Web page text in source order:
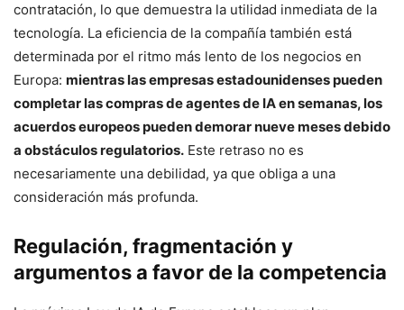
contratación, lo que demuestra la utilidad inmediata de la
tecnología. La eficiencia de la compañía también está
determinada por el ritmo más lento de los negocios en
Europa: mientras las empresas estadounidenses pueden
completar las compras de agentes de IA en semanas, los
acuerdos europeos pueden demorar nueve meses debido
a obstáculos regulatorios. Este retraso no es
necesariamente una debilidad, ya que obliga a una
consideración más profunda.
Regulación, fragmentación y
argumentos a favor de la competencia